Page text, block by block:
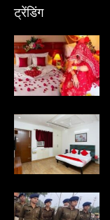
ट्रेंडिंग